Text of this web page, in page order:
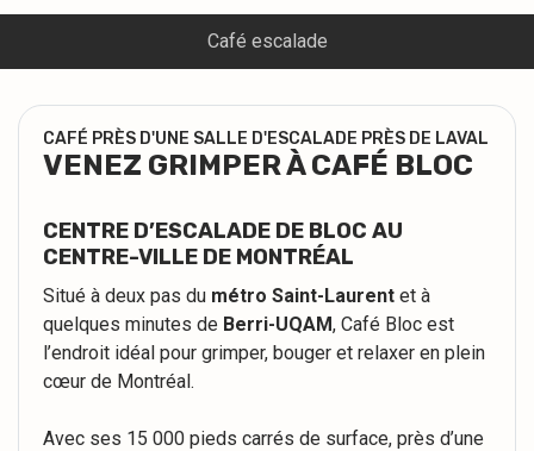
Café escalade
CAFÉ PRÈS D'UNE SALLE D'ESCALADE PRÈS DE LAVAL
VENEZ GRIMPER À CAFÉ BLOC
CENTRE D’ESCALADE DE BLOC AU
CENTRE-VILLE DE MONTRÉAL
Situé à deux pas du métro Saint-Laurent et à
quelques minutes de Berri-UQAM, Café Bloc est
l’endroit idéal pour grimper, bouger et relaxer en plein
cœur de Montréal.
Avec ses 15 000 pieds carrés de surface, près d’une